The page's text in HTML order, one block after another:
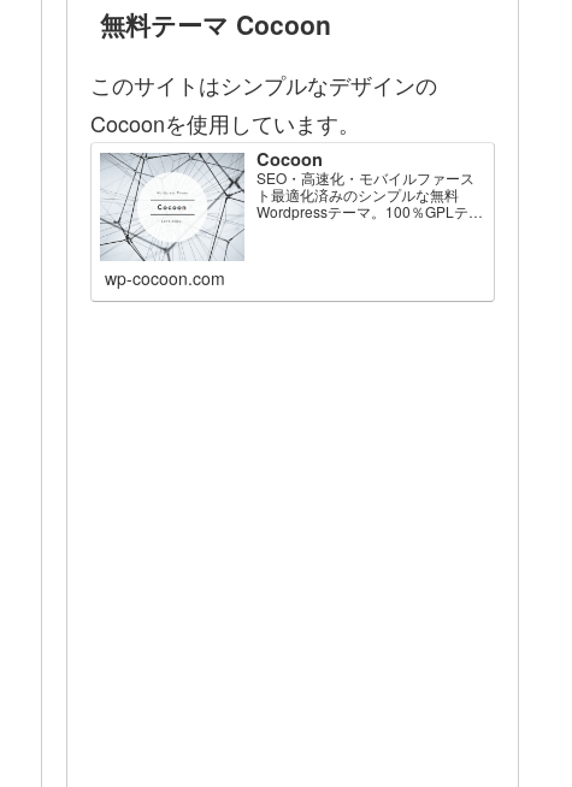
無料テーマ Cocoon
このサイトはシンプルなデザインの
Cocoonを使用しています。
Cocoon
SEO・高速化・モバイルファース
ト最適化済みのシンプルな無料
Wordpressテーマ。100％GPLテー
wp-cocoon.com